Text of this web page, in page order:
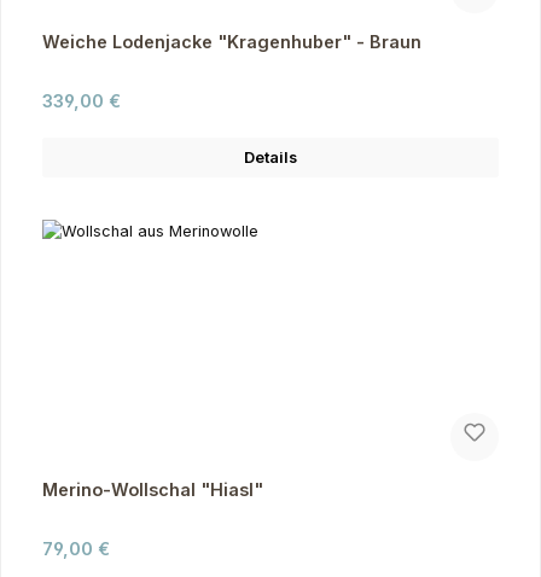
Weiche Lodenjacke "Kragenhuber" - Braun
Regulärer Preis:
339,00 €
Details
Merino-Wollschal "Hiasl"
Regulärer Preis:
79,00 €